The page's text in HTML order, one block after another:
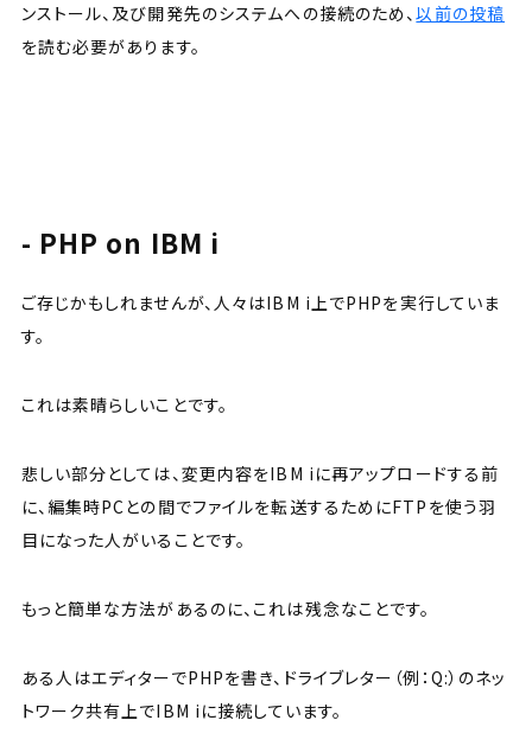
ンストール、及び開発先のシステムへの接続のため、以前の投稿
を読む必要があります。
PHP on IBM i
ご存じかもしれませんが、人々はIBM i上でPHPを実行していま
す。
これは素晴らしいことです。
悲しい部分としては、変更内容をIBM iに再アップロードする前
に、編集時PCとの間でファイルを転送するためにFTPを使う羽
目になった人がいることです。
もっと簡単な方法があるのに、これは残念なことです。
ある人はエディターでPHPを書き、ドライブレター（例：Q:）のネッ
トワーク共有上でIBM iに接続しています。